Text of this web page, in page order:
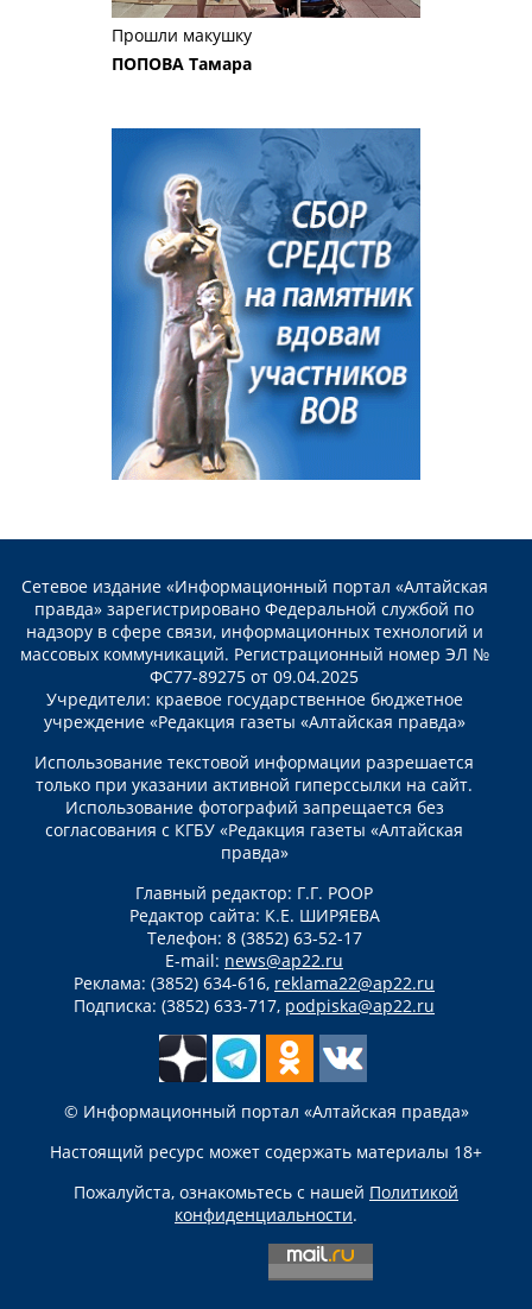
Прошли макушку
ПОПОВА Тамара
Сетевое издание «Информационный портал «Алтайская
правда» зарегистрировано Федеральной службой по
надзору в сфере связи, информационных технологий и
массовых коммуникаций. Регистрационный номер ЭЛ №
ФС77-89275 от 09.04.2025
Учредители: краевое государственное бюджетное
учреждение «Редакция газеты «Алтайская правда»
Использование текстовой информации разрешается
только при указании активной гиперссылки на сайт.
Использование фотографий запрещается без
согласования с КГБУ «Редакция газеты «Алтайская
правда»
Главный редактор: Г.Г. РООР
Редактор сайта: К.Е. ШИРЯЕВА
Телефон: 8 (3852) 63-52-17
E-mail: news@ap22.ru
Реклама: (3852) 634-616, reklama22@ap22.ru
Подписка: (3852) 633-717, podpiska@ap22.ru
© Информационный портал «Алтайская правда»
Настоящий ресурс может содержать материалы 18+
Пожалуйста, ознакомьтесь с нашей Политикой
конфиденциальности.